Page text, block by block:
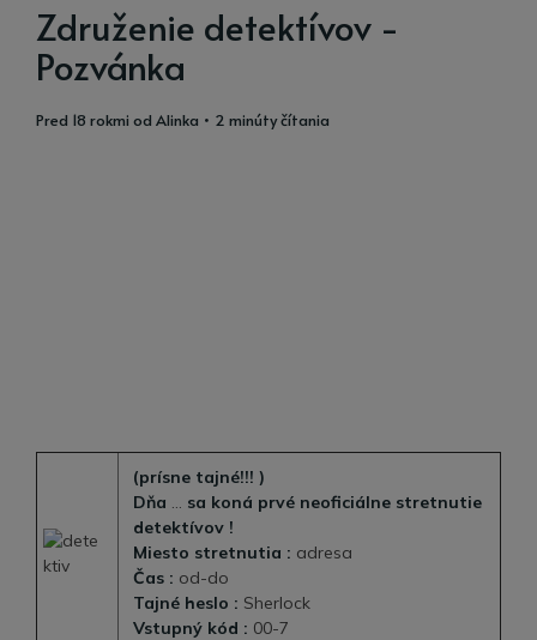
Združenie detektívov -
Pozvánka
pred 18 rokmi od Alinka • 2 minúty čítania
(prísne tajné!!! )
Dňa … sa koná prvé neoficiálne stretnutie
detektívov !
Miesto stretnutia : adresa
Čas : od-do
Tajné heslo : Sherlock
Vstupný kód : 00-7